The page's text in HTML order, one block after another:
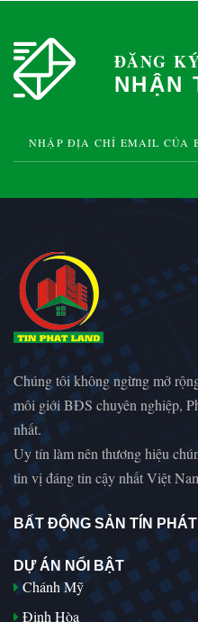
ĐĂNG
NHẬN
Chúng tôi không ngừng mở
môi giới BĐS chuyên nghiệp,
nhất.
Uy tín làm nên thương hiệu
tin vị đáng tin cậy nhất Việt
BẤT ĐỘNG SẢN TÍN PHÁT
DỰ ÁN NỔI BẬT
Chánh Mỹ
Định Hòa